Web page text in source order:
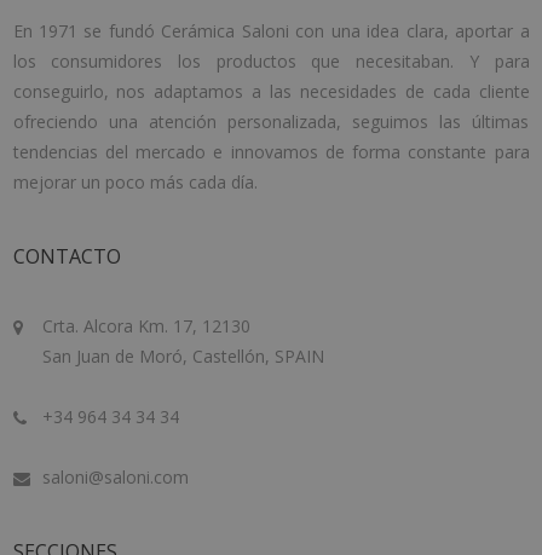
En 1971 se fundó Cerámica Saloni con una idea clara, aportar a
los consumidores los productos que necesitaban. Y para
conseguirlo, nos adaptamos a las necesidades de cada cliente
ofreciendo una atención personalizada, seguimos las últimas
tendencias del mercado e innovamos de forma constante para
mejorar un poco más cada día.
CONTACTO
Crta. Alcora Km. 17, 12130
San Juan de Moró, Castellón, SPAIN
+34 964 34 34 34
saloni@saloni.com